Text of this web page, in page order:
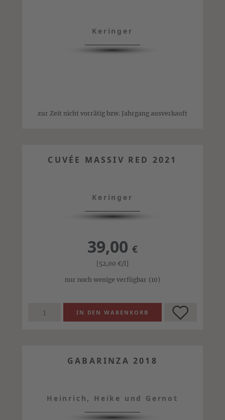
Keringer
zur Zeit nicht vorrätig bzw. Jahrgang ausverkauft
CUVÉE MASSIV RED 2021
Keringer
39,00 €
[52,00 €/l]
nur noch wenige verfügbar (10)
GABARINZA 2018
Heinrich, Heike und Gernot